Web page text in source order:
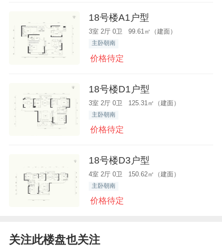
18号楼A1户型
3室 2厅 0卫 99.61㎡（建面）
主卧朝南
价格待定
18号楼D1户型
3室 2厅 0卫 125.31㎡（建面）
主卧朝南
价格待定
18号楼D3户型
4室 2厅 0卫 150.62㎡（建面）
主卧朝南
价格待定
关注此楼盘也关注